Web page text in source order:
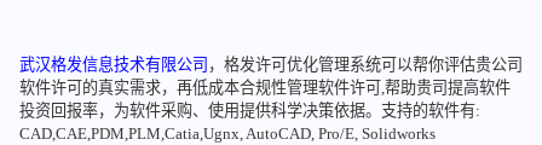
武汉格发信息技术有限公司 ，格发许可优化管理系统可以帮你评估贵公司
软件许可的真实需求，再低成本合规性管理软件许可,帮助贵司提高软件
投资回报率，为软件采购、使用提供科学决策依据。支持的软件有:
CAD,CAE,PDM,PLM,Catia,Ugnx, AutoCAD, Pro/E, Solidworks